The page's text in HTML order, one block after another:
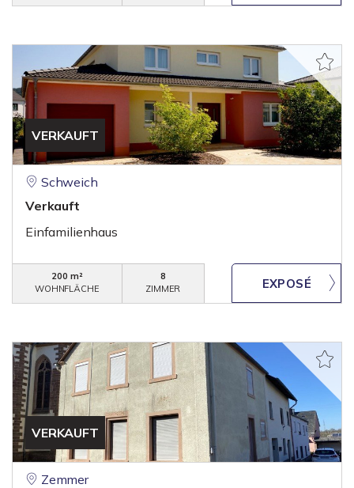
VERKAUFT
Schweich
Verkauft
Einfamilienhaus
200 m²
WOHNFLÄCHE
8
ZIMMER
VERKAUFT
Zemmer